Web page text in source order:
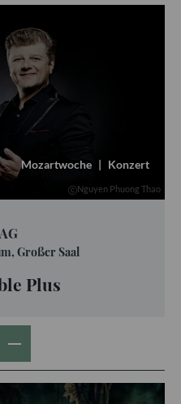
Mozartwoche | Konzert
Nguyen Phuong Thao
Großer Saal
Plus